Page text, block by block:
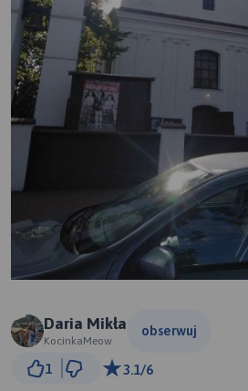
Daria Mikła
KocinkaMeow
obserwuj
1 3.1/6